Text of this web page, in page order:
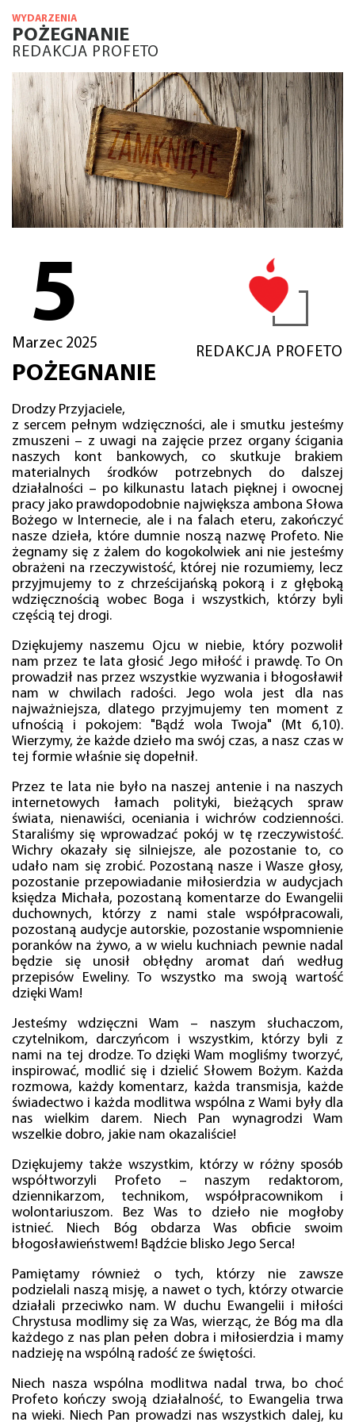
WYDARZENIA
POŻEGNANIE
REDAKCJA PROFETO
5
Marzec 2025
REDAKCJA PROFETO
POŻEGNANIE
Drodzy Przyjaciele,
z sercem pełnym wdzięczności, ale i smutku jesteśmy
zmuszeni – z uwagi na zajęcie przez organy ścigania
naszych kont bankowych, co skutkuje brakiem
materialnych środków potrzebnych do dalszej
działalności – po kilkunastu latach pięknej i owocnej
pracy jako prawdopodobnie największa ambona Słowa
Bożego w Internecie, ale i na falach eteru, zakończyć
nasze dzieła, które dumnie noszą nazwę Profeto. Nie
żegnamy się z żalem do kogokolwiek ani nie jesteśmy
obrażeni na rzeczywistość, której nie rozumiemy, lecz
przyjmujemy to z chrześcijańską pokorą i z głęboką
wdzięcznością wobec Boga i wszystkich, którzy byli
częścią tej drogi.
Dziękujemy naszemu Ojcu w niebie, który pozwolił
nam przez te lata głosić Jego miłość i prawdę. To On
prowadził nas przez wszystkie wyzwania i błogosławił
nam w chwilach radości. Jego wola jest dla nas
najważniejsza, dlatego przyjmujemy ten moment z
ufnością i pokojem: "Bądź wola Twoja" (Mt 6,10).
Wierzymy, że każde dzieło ma swój czas, a nasz czas w
tej formie właśnie się dopełnił.
Przez te lata nie było na naszej antenie i na naszych
internetowych łamach polityki, bieżących spraw
świata, nienawiści, oceniania i wichrów codzienności.
Staraliśmy się wprowadzać pokój w tę rzeczywistość.
Wichry okazały się silniejsze, ale pozostanie to, co
udało nam się zrobić. Pozostaną nasze i Wasze głosy,
pozostanie przepowiadanie miłosierdzia w audycjach
księdza Michała, pozostaną komentarze do Ewangelii
duchownych, którzy z nami stale współpracowali,
pozostaną audycje autorskie, pozostanie wspomnienie
poranków na żywo, a w wielu kuchniach pewnie nadal
będzie się unosił obłędny aromat dań według
przepisów Eweliny. To wszystko ma swoją wartość
dzięki Wam!
Jesteśmy wdzięczni Wam – naszym słuchaczom,
czytelnikom, darczyńcom i wszystkim, którzy byli z
nami na tej drodze. To dzięki Wam mogliśmy tworzyć,
inspirować, modlić się i dzielić Słowem Bożym. Każda
rozmowa, każdy komentarz, każda transmisja, każde
świadectwo i każda modlitwa wspólna z Wami były dla
nas wielkim darem. Niech Pan wynagrodzi Wam
wszelkie dobro, jakie nam okazaliście!
Dziękujemy także wszystkim, którzy w różny sposób
współtworzyli Profeto – naszym redaktorom,
dziennikarzom, technikom, współpracownikom i
wolontariuszom. Bez Was to dzieło nie mogłoby
istnieć. Niech Bóg obdarza Was obficie swoim
błogosławieństwem! Bądźcie blisko Jego Serca!
Pamiętamy również o tych, którzy nie zawsze
podzielali naszą misję, a nawet o tych, którzy otwarcie
działali przeciwko nam. W duchu Ewangelii i miłości
Chrystusa modlimy się za Was, wierząc, że Bóg ma dla
każdego z nas plan pełen dobra i miłosierdzia i mamy
nadzieję na wspólną radość ze świętości.
Niech nasza wspólna modlitwa nadal trwa, bo choć
Profeto kończy swoją działalność, to Ewangelia trwa
na wieki. Niech Pan prowadzi nas wszystkich dalej, ku